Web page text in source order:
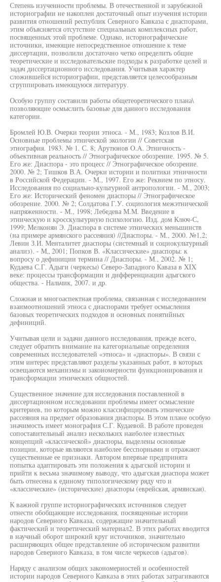
Степень изученности проблемы. В отечественной и зарубежной
историографии не накоплен достаточный опыт изучения истории
развития отношений республик Северного Кавказа с диаспорами,
этим объясняется отсутствие специальных комплексных работ,
посвященных этой проблеме. Однако, историографические
источники, имеющие непосредственное отношение к теме
диссертации, позволили достаточно четко определить общие
теоретические и исследовательские подходы к разработке целей и
задач диссертационного исследования. Учитывая характер
сложившейся историографии, представляется целесообразным
сгруппировать имеющуюся литературу.
Особую группу составили работы общетеоретического плана\
позволяющие осмыслить базовые для данного исследования
категории.
Бромлей Ю.В. Очерки теории этноса. - М., 1983; Козлов В.И.
Основные проблемы этнической экологии // Советская
этнография. 1983. № 1. С. 8; Арутюнов O.A. Этничность -
объективная реальность // Этнографическое обозрение. 1995. № 5.
Его же: Диаспора - это процесс // Этнографическое обозрение.
2000. № 2; Тишков В.А. Очерки истории и политики этничности
в Российской Федерации. - М., 1997. Его же: Реквием по этносу.
Исследования по социально-культурной антропологии. - М., 2003;
Его же: Исторический феномен диаспоры // Этнографическое
обозрение. 2000. № 2; Солдатова Г.У. социология межэтнической
напряженности. - М., 1998; Лебедева М.М. Введение в
этническую и кросскультурную психологию. Изд. дом Ключ-С,
1999; Мелконян Э. Диаспора в системе этнических меньшинств
(на примере армянского рассеяния) //Диаспоры. - М., 2000. №1,2;
Левин З.И. Менталитет диаспоры (системный и социокультурный
анализ). - М„ 2001; Попков В. «Классические» диаспоры: к
вопросу о дефиниции термина // Диаспоры. - М., 2002. № 1;
Кудаева С.Г. Адыги (черкесы) Северо-Западного Каваза в XIX
веке: процессы трансформации и дифференциации адыгского
общества. - Нальчик, 2007. и др.
Сложная и многоаспектная проблема, связанная с исследованием
взаимоотношений этноса с диаспорами требует осмысления
базовых теоретических подходов и основных понятийных
дефиниций.
Учитывая цели и задачи данного исследования, прежде всего,
следует обратить внимание на категориальные определения
современных исследователей «этноса» и «диаспоры». В связи с
этим интерес представляют разделы указанных работ, в которых
освещаются механизмы и закономерности функционирования и
трансформации этнических общностей.
Существенное значение для исследования поставленной в
диссертационном исследовании проблемы имеет осмысление
критериев, по которым можно классифицировать этнические
рассеяния на предмет образования диаспоры. В этом плане особую
значимость имеет монография С.Г. Кудаевой. В работе проведен
сопоставительный анализ нескольких наиболее известных
концепций «классической» диаспоры, выделены основные
позиции, которые являются наиболее бесспорными и отражают
существенные ее признаки. Автором впервые предпринята
попытка адаптировать эти положения к адыгской истории и
прийти к весьма значимому выводу, что адыгская диаспора может
быть отнесена к единому типологическому ряду что и
«классические» (исторические) диаспоры (еврейская, армянская).
К важной группе историографических источников следует
отнести обобщающие исследования, посвященные истории
народов Северного Кавказа, содержащие значительный
фактический и теоретический материал2. В этих работах вводится
в научный оборот широкий круг источников, значительно
расширяющих общее представление об историческом развитии
народов Северного Кавказа, в том числе черкесов (адыгов).
Наряду с анализом общих закономерностей и особенностей
истории народов Северного Кавказа в этих работах затрагиваются